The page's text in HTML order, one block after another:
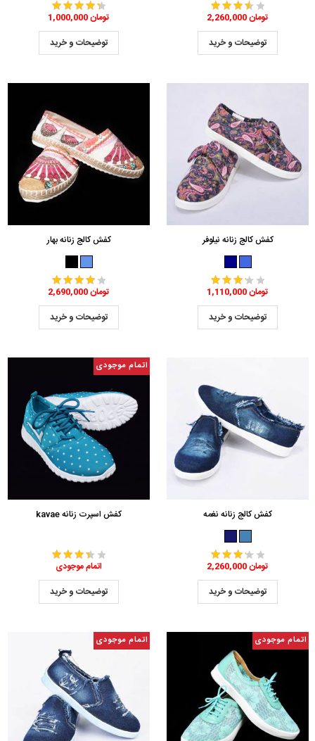
2,260,000 تومان
توضیحات و خرید
1,000,000 تومان
توضیحات و خرید
کفش کالج زنانه نیلوفر
1,110,000 تومان
توضیحات و خرید
کفش کالج زنانه بهار
2,690,000 تومان
توضیحات و خرید
کفش کالج زنانه نغمه
2,260,000 تومان
توضیحات و خرید
اتمام موجودی
کفش اسپرت زنانه kavae
اتمام موجودی
توضیحات و خرید
اتمام موجودی اتمام موجودی